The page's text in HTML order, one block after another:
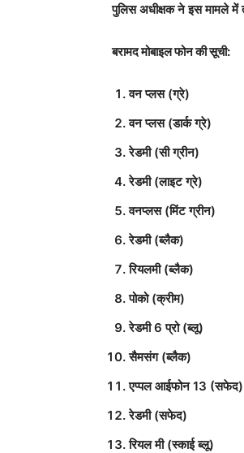
पुलिस अधीक्षक ने इस मामले में
बरामद मोबाइल फोन की सूची:
वन प्लस (ग्रे)
वन प्लस (डार्क ग्रे)
रेडमी (सी ग्रीन)
रेडमी (लाइट ग्रे)
वनप्लस (मिंट ग्रीन)
रेडमी (ब्लैक)
रियलमी (ब्लैक)
पोको (क्रीम)
रेडमी 6 प्रो (ब्लू)
सैमसंग (ब्लैक)
एप्पल आईफोन 13 (सफेद)
रेडमी (सफेद)
रियल मी (स्काई ब्लू)